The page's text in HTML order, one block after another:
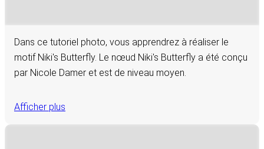
Dans ce tutoriel photo, vous apprendrez à réaliser le
motif Niki's Butterfly. Le nœud Niki's Butterfly a été conçu
par Nicole Damer et est de niveau moyen.
Afficher plus